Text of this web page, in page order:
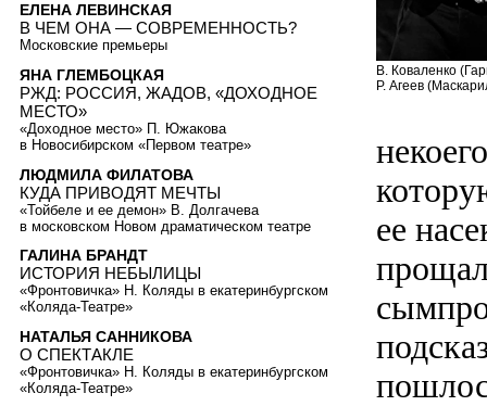
В. Коваленко
Р. Агеев
ее
ЕЛЕНА ЛЕВИНСКАЯ
В ЧЕМ ОНА — СОВРЕМЕННОСТЬ?
Московские премьеры
ЯНА ГЛЕМБОЦКАЯ
РЖД: РОССИЯ, ЖАДОВ, «ДОХОДНОЕ
МЕСТО»
«Доходное место» П. Южакова
в Новосибирском «Первом театре»
ЛЮДМИЛА ФИЛАТОВА
КУДА ПРИВОДЯТ МЕЧТЫ
«Тойбеле и ее демон» В. Долгачева
в московском Новом драматическом театре
ГАЛИНА БРАНДТ
ИСТОРИЯ НЕБЫЛИЦЫ
«Фронтовичка» Н. Коляды в екатеринбургском
«Коляда-Театре»
НАТАЛЬЯ САННИКОВА
О СПЕКТАКЛЕ
«Фронтовичка» Н. Коляды в екатеринбургском
«Коляда-Театре»